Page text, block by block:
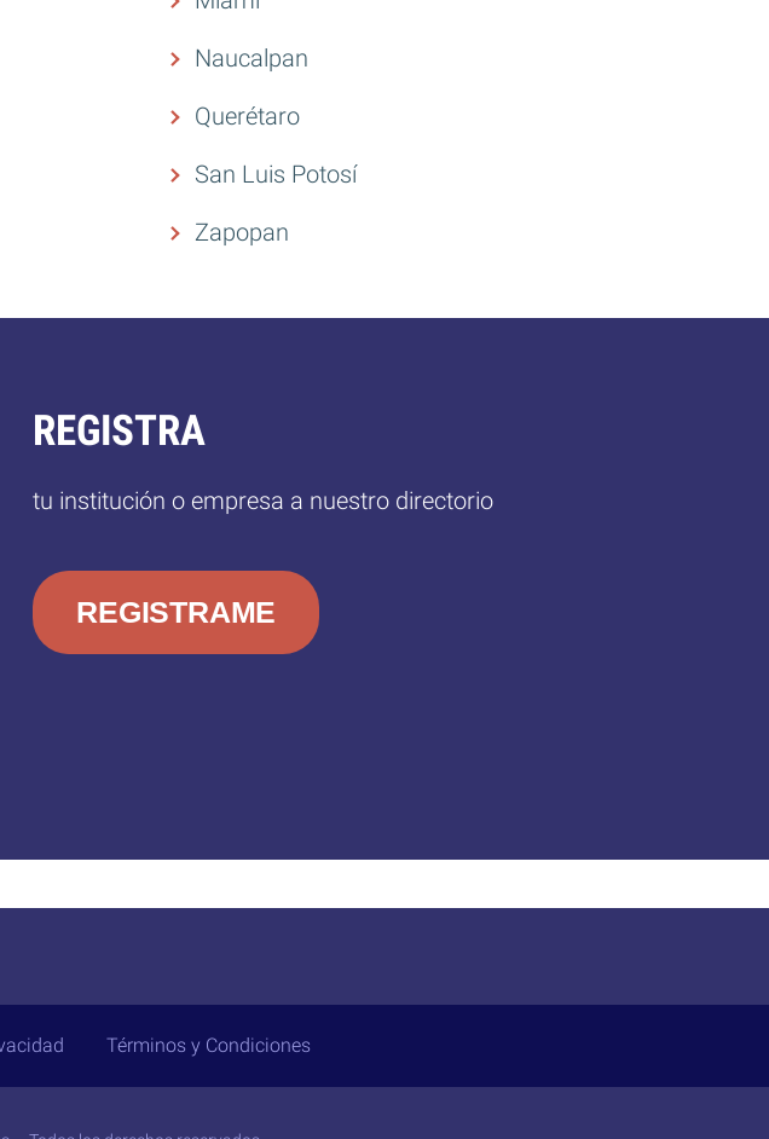
Naucalpan
Querétaro
San Luis Potosí
Zapopan
REGISTRA
tu institución o empresa a nuestro directorio
REGISTRAME
Términos y Condiciones